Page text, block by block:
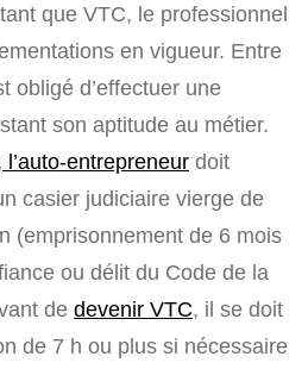
que VTC, le professionnel
en vigueur. Entre
obligé d’effectuer une
son aptitude au métier.
entrepreneur doit
casier judiciaire vierge de
(emprisonnement de 6 mois
ou délit du Code de la
de devenir VTC, il se doit
de 7 h ou plus si nécessaire